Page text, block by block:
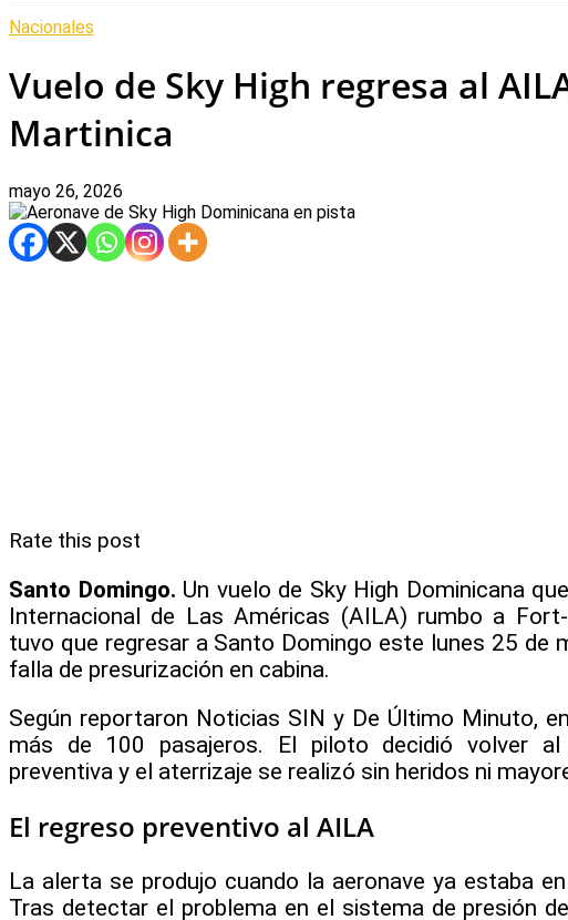
Nacionales
Vuelo de Sky High regresa al
Martinica
mayo 26, 2026
Rate this post
Santo Domingo. Un vuelo de Sky High Dominicana
Internacional de Las Américas (AILA) rumbo a
tuvo que regresar a Santo Domingo este lunes 25 de
falla de presurización en cabina.
Según reportaron Noticias SIN y De Último Minuto,
más de 100 pasajeros. El piloto decidió volver
preventiva y el aterrizaje se realizó sin heridos ni
El regreso preventivo al AILA
La alerta se produjo cuando la aeronave ya estaba
Tras detectar el problema en el sistema de presión